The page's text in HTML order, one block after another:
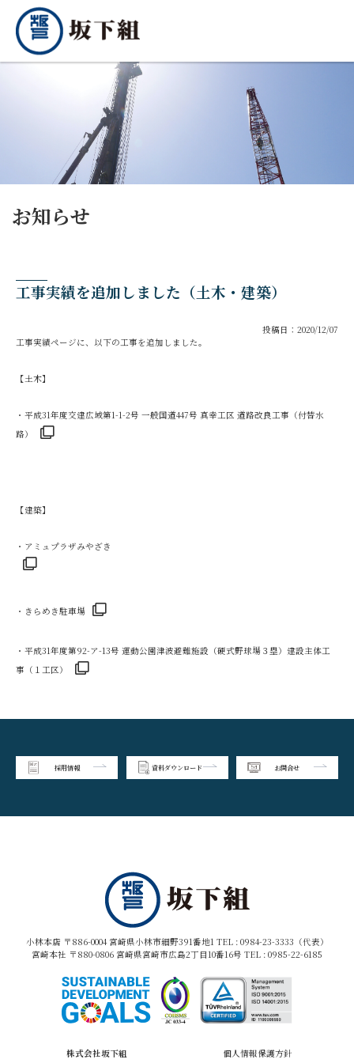
お知らせ
工事実績を追加しました（土木・建築）
投稿日：2020/12/07
工事実績ページに、以下の工事を追加しました。
【土木】
・ 平成31年度交建広域第1-1-2号 一般国道447号 真幸工区 道路改良工事（付替水
路）
【建築】
・ アミュプラザみやざき
・ きらめき駐車場
・ 平成31年度第92-ア-13号 運動公園津波避難施設（硬式野球場３塁）建設主体工
事（１工区）
採用情報 資料ダウンロード お問合せ
小林本店 〒886-0004 宮崎県小林市細野391番地1 TEL : 0984-23-3333（代表）
宮崎本社 〒880-0806 宮崎県宮崎市広島2丁目10番16号 TEL : 0985-22-6185
株式会社坂下組 個人情報保護方針